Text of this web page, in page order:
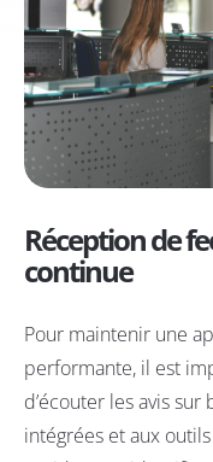
Réception de
continue
Pour maintenir une
performante, il est
d’écouter les avis
intégrées et aux